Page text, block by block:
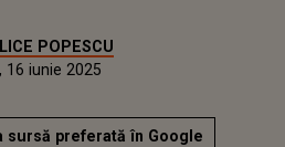
POPESCU
16 iunie 2025
sursă preferată în Google